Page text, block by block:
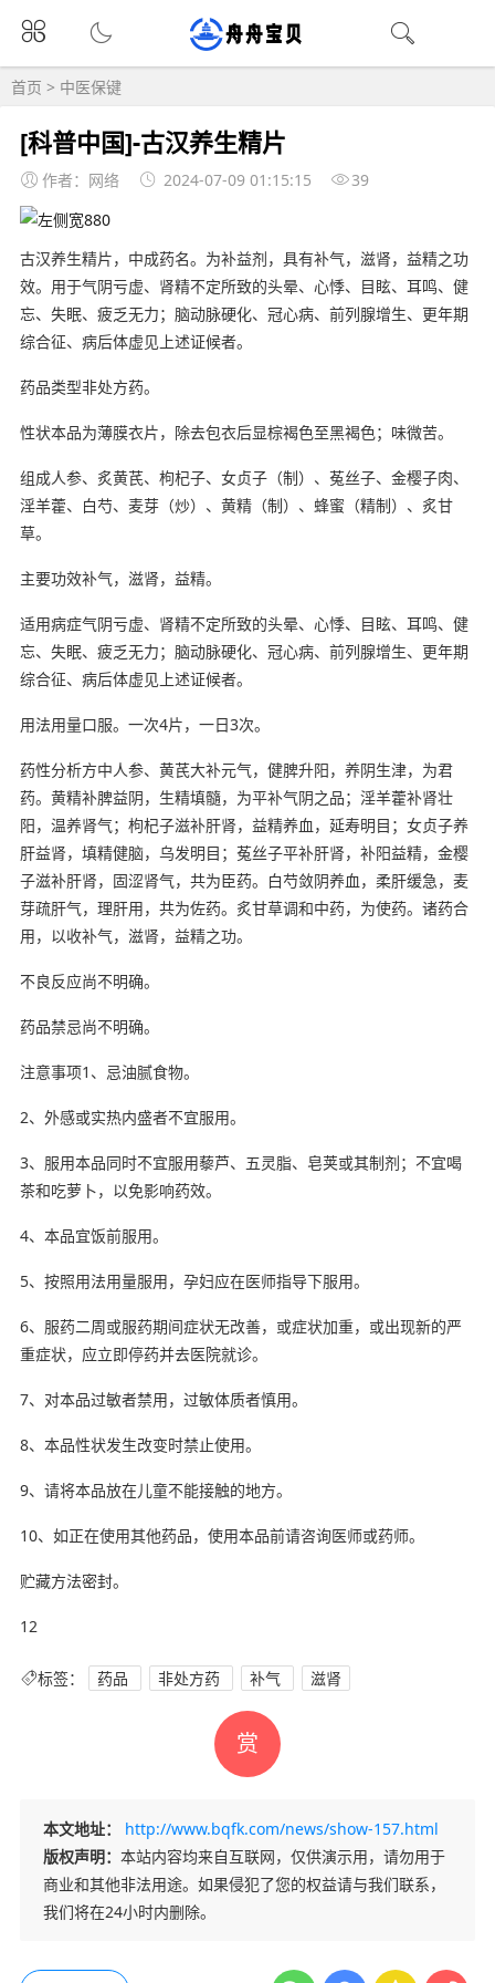
首页 > 中医保键
[科普中国]-古汉养生精片
作者：网络 2024-07-09 01:15:15 39
古汉养生精片，中成药名。为补益剂，具有补气，滋肾，益精之功
效。用于气阴亏虚、肾精不定所致的头晕、心悸、目眩、耳鸣、健
忘、失眠、疲乏无力；脑动脉硬化、冠心病、前列腺增生、更年期
综合征、病后体虚见上述证候者。
药品类型非处方药。
性状本品为薄膜衣片，除去包衣后显棕褐色至黑褐色；味微苦。
组成人参、炙黄芪、枸杞子、女贞子（制）、菟丝子、金樱子肉、
淫羊藿、白芍、麦芽（炒）、黄精（制）、蜂蜜（精制）、炙甘
草。
主要功效补气，滋肾，益精。
适用病症气阴亏虚、肾精不定所致的头晕、心悸、目眩、耳鸣、健
忘、失眠、疲乏无力；脑动脉硬化、冠心病、前列腺增生、更年期
综合征、病后体虚见上述证候者。
用法用量口服。一次4片，一日3次。
药性分析方中人参、黄芪大补元气，健脾升阳，养阴生津，为君
药。黄精补脾益阴，生精填髓，为平补气阴之品；淫羊藿补肾壮
阳，温养肾气；枸杞子滋补肝肾，益精养血，延寿明目；女贞子养
肝益肾，填精健脑，乌发明目；菟丝子平补肝肾，补阳益精，金樱
子滋补肝肾，固涩肾气，共为臣药。白芍敛阴养血，柔肝缓急，麦
芽疏肝气，理肝用，共为佐药。炙甘草调和中药，为使药。诸药合
用，以收补气，滋肾，益精之功。
不良反应尚不明确。
药品禁忌尚不明确。
注意事项1、忌油腻食物。
2、外感或实热内盛者不宜服用。
3、服用本品同时不宜服用藜芦、五灵脂、皂荚或其制剂；不宜喝
茶和吃萝卜，以免影响药效。
4、本品宜饭前服用。
5、按照用法用量服用，孕妇应在医师指导下服用。
6、服药二周或服药期间症状无改善，或症状加重，或出现新的严
重症状，应立即停药并去医院就诊。
7、对本品过敏者禁用，过敏体质者慎用。
8、本品性状发生改变时禁止使用。
9、请将本品放在儿童不能接触的地方。
10、如正在使用其他药品，使用本品前请咨询医师或药师。
贮藏方法密封。
12
标签： 药品 非处方药 补气 滋肾
赏
本文地址：
http://www.bqfk.com/news/show-157.html
版权声明： 本站内容均来自互联网，仅供演示用，请勿用于
商业和其他非法用途。如果侵犯了您的权益请与我们联系，
我们将在24小时内删除。